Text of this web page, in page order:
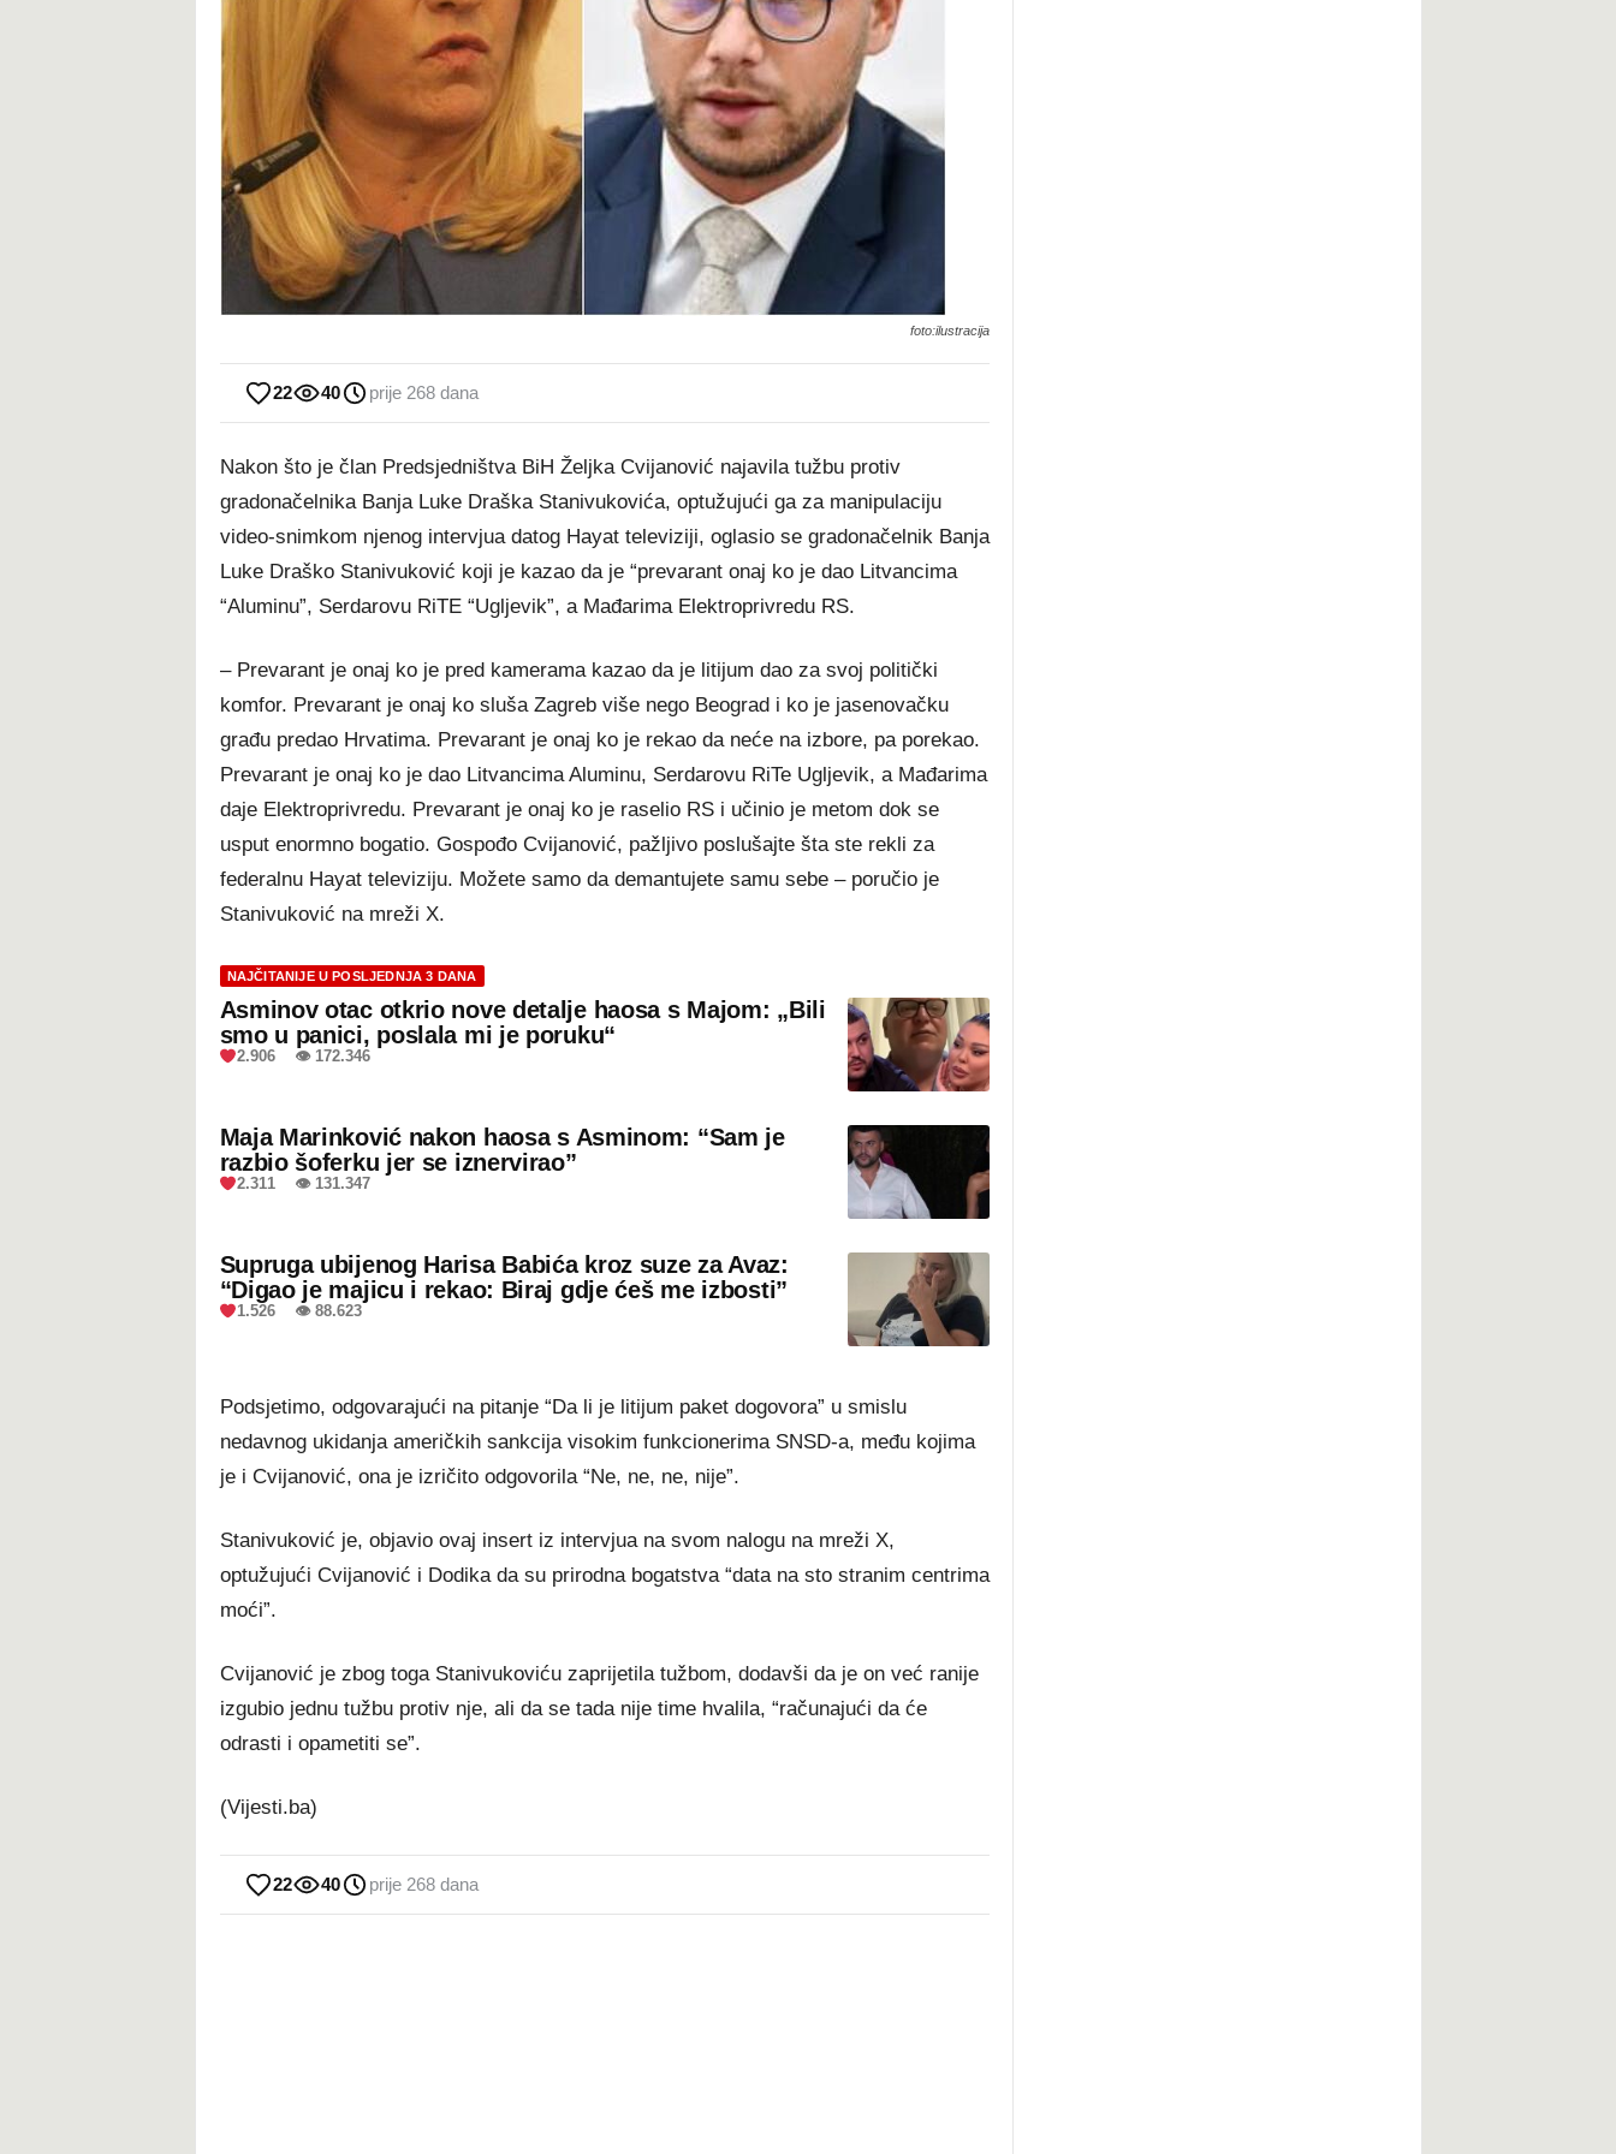
foto:ilustracija
22 40 prije 268 dana
Nakon što je član Predsjedništva BiH Željka Cvijanović najavila tužbu protiv
gradonačelnika Banja Luke Draška Stanivukovića, optužujući ga za manipulaciju
video-snimkom njenog intervjua datog Hayat televiziji, oglasio se gradonačelnik Banja
Luke Draško Stanivuković koji je kazao da je “prevarant onaj ko je dao Litvancima
“Aluminu”, Serdarovu RiTE “Ugljevik”, a Mađarima Elektroprivredu RS.
– Prevarant je onaj ko je pred kamerama kazao da je litijum dao za svoj politički
komfor. Prevarant je onaj ko sluša Zagreb više nego Beograd i ko je jasenovačku
građu predao Hrvatima. Prevarant je onaj ko je rekao da neće na izbore, pa porekao.
Prevarant je onaj ko je dao Litvancima Aluminu, Serdarovu RiTe Ugljevik, a Mađarima
daje Elektroprivredu. Prevarant je onaj ko je raselio RS i učinio je metom dok se
usput enormno bogatio. Gospođo Cvijanović, pažljivo poslušajte šta ste rekli za
federalnu Hayat televiziju. Možete samo da demantujete samu sebe – poručio je
Stanivuković na mreži X.
NAJČITANIJE U POSLJEDNJA 3 DANA
Asminov otac otkrio nove detalje haosa s Majom: „Bili
smo u panici, poslala mi je poruku“
2.906 👁 172.346
Maja Marinković nakon haosa s Asminom: “Sam je
razbio šoferku jer se iznervirao”
2.311 👁 131.347
Supruga ubijenog Harisa Babića kroz suze za Avaz:
“Digao je majicu i rekao: Biraj gdje ćeš me izbosti”
1.526 👁 88.623
Podsjetimo, odgovarajući na pitanje “Da li je litijum paket dogovora” u smislu
nedavnog ukidanja američkih sankcija visokim funkcionerima SNSD-a, među kojima
je i Cvijanović, ona je izričito odgovorila “Ne, ne, ne, nije”.
Stanivuković je, objavio ovaj insert iz intervjua na svom nalogu na mreži X,
optužujući Cvijanović i Dodika da su prirodna bogatstva “data na sto stranim centrima
moći”.
Cvijanović je zbog toga Stanivukoviću zaprijetila tužbom, dodavši da je on već ranije
izgubio jednu tužbu protiv nje, ali da se tada nije time hvalila, “računajući da će
odrasti i opametiti se”.
(Vijesti.ba)
22 40 prije 268 dana